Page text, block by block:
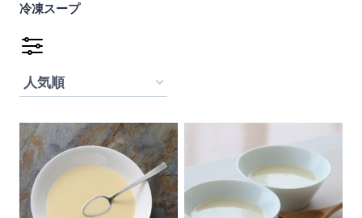
冷凍スープ
食品(6)
¥580 ¥1 080
705 830 955 1 080